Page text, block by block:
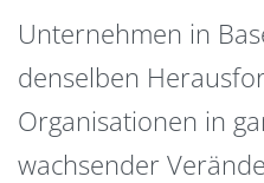
Unternehmen in
denselben
Organisationen in
wachsender